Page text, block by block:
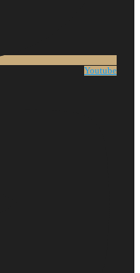
Youtube